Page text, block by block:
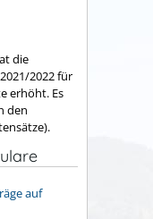
die
2022 für
erhöht. Es
den
auf